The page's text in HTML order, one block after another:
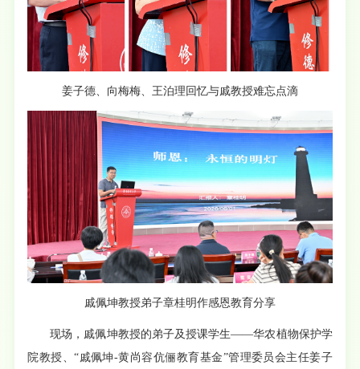
姜子德、向梅梅、王泊理回忆与戚教授难忘点滴
戚佩坤教授弟子章桂明作感恩教育分享
现场，戚佩坤教授的弟子及授课学生——华农植物保护学
院教授、“戚佩坤-黄尚容伉俪教育基金”管理委员会主任姜子